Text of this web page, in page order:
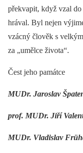
překvapit, když vzal
hrával. Byl nejen
vzácný člověk s
za „umělce života“.
Čest jeho památce
MUDr. Jaroslav
prof. MUDr. Jiří
MUDr. Vladislav